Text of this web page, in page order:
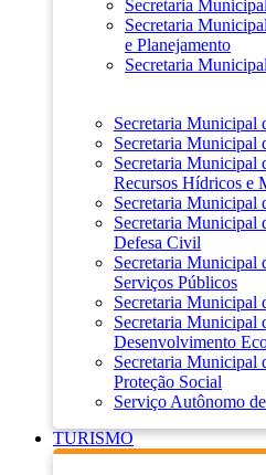
Secretaria
Secretaria
e Planejamento
Secretaria
Secretaria Municipal
Secretaria Municipal
Secretaria Municipal
Recursos Hídricos e
Secretaria Municipal
Secretaria Municipal
Defesa Civil
Secretaria Municipal
Serviços Públicos
Secretaria Municipal
Secretaria Municipal
Desenvolvimento
Secretaria Municipal
Proteção Social
Serviço Autônomo
TURISMO